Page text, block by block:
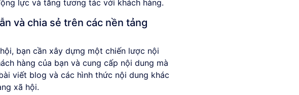
lực và tăng tương tác với khách hàng.
và chia sẻ trên các nền tảng
bạn cần xây dựng một chiến lược nội
hàng của bạn và cung cấp nội dung mà
viết blog và các hình thức nội dung khác
xã hội.